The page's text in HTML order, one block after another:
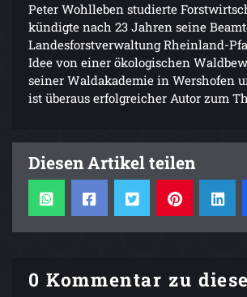
Peter Wohlleben studierte
kündigte nach 23 Jahren seine
Landesforstverwaltung Rheinland-
Idee von einer ökologischen
seiner Waldakademie in Wershofen
ist überaus erfolgreicher Autor zum
Diesen Artikel teilen
0 Kommentar zu